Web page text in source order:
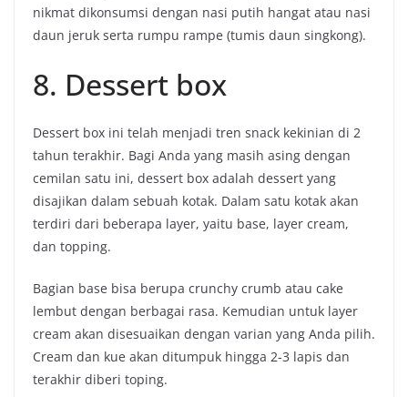
nikmat dikonsumsi dengan nasi putih hangat atau nasi
daun jeruk serta rumpu rampe (tumis daun singkong).
8. Dessert box
Dessert box ini telah menjadi tren snack kekinian di 2
tahun terakhir. Bagi Anda yang masih asing dengan
cemilan satu ini, dessert box adalah dessert yang
disajikan dalam sebuah kotak. Dalam satu kotak akan
terdiri dari beberapa layer, yaitu base, layer cream,
dan topping.
Bagian base bisa berupa crunchy crumb atau cake
lembut dengan berbagai rasa. Kemudian untuk layer
cream akan disesuaikan dengan varian yang Anda pilih.
Cream dan kue akan ditumpuk hingga 2-3 lapis dan
terakhir diberi toping.